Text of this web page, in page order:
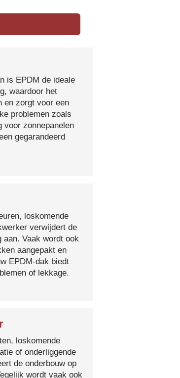
is EPDM de ideale
waardoor het
en zorgt voor een
problemen zoals
voor zonnepanelen
gegarandeerd
loskomende
verwijdert de
aan. Vaak wordt ook
aangepakt en
EPDM-dak biedt
of lekkage.
loskomende
of onderliggende
de onderbouw op
wordt vaak ook